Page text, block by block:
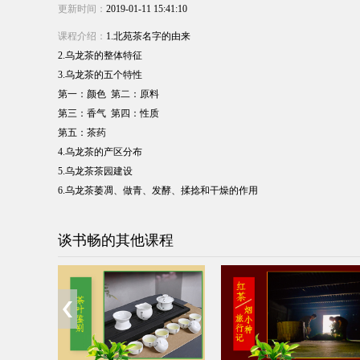
更新时间： 2019-01-11 15:41:10
课程介绍： 1.北苑茶名字的由来
2.乌龙茶的整体特征
3.乌龙茶的五个特性
第一：颜色 第二：原料
第三：香气 第四：性质
第五：茶药
4.乌龙茶的产区分布
5.乌龙茶茶园建设
6.乌龙茶萎凋、做青、发酵、揉捻和干燥的作用
谈书畅的其他课程